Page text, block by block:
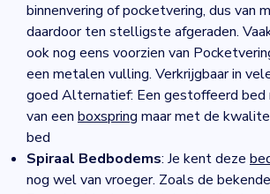
binnenvering of pocketvering, dus van
daardoor ten stelligste afgeraden.
ook nog eens voorzien van
een metalen vulling. Verkrijgbaar in
goed Alternatief: Een gestoffeerd
van een boxspring maar met de
bed
Spiraal Bedbodems: Je kent deze
nog wel van vroeger. Zoals de